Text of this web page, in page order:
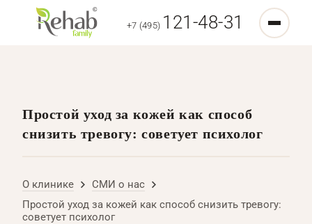
+7 (495) 121-48-31
Простой уход за кожей как способ
снизить тревогу: советует психолог
О клинике
СМИ о нас
Простой уход за кожей как способ снизить тревогу:
советует психолог